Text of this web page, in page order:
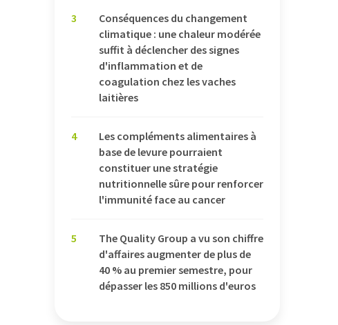
3
Conséquences du changement
climatique : une chaleur modérée
suffit à déclencher des signes
d'inflammation et de
coagulation chez les vaches
laitières
4
Les compléments alimentaires à
base de levure pourraient
constituer une stratégie
nutritionnelle sûre pour renforcer
l'immunité face au cancer
5
The Quality Group a vu son chiffre
d'affaires augmenter de plus de
40 % au premier semestre, pour
dépasser les 850 millions d'euros